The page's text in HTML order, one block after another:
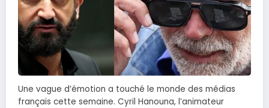
Une vague d’émotion a touché le monde des médias
français cette semaine. Cyril Hanouna, l’animateur